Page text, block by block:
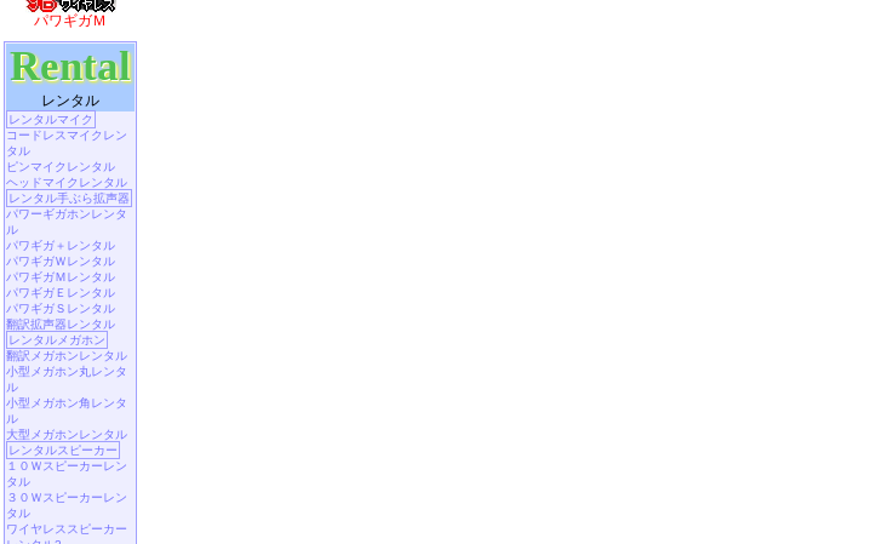
パワギガＭ
Rental
レンタル
レンタルマイク
コードレスマイクレン
タル
ピンマイクレンタル
ヘッドマイクレンタル
レンタル手ぶら拡声器
パワーギガホンレンタ
ル
パワギガ＋レンタル
パワギガＷレンタル
パワギガＭレンタル
パワギガＥレンタル
パワギガＳレンタル
翻訳拡声器レンタル
レンタルメガホン
翻訳メガホンレンタル
小型メガホン丸レンタ
ル
小型メガホン角レンタ
ル
大型メガホンレンタル
レンタルスピーカー
１０Ｗスピーカーレン
タル
３０Ｗスピーカーレン
タル
ワイヤレススピーカー